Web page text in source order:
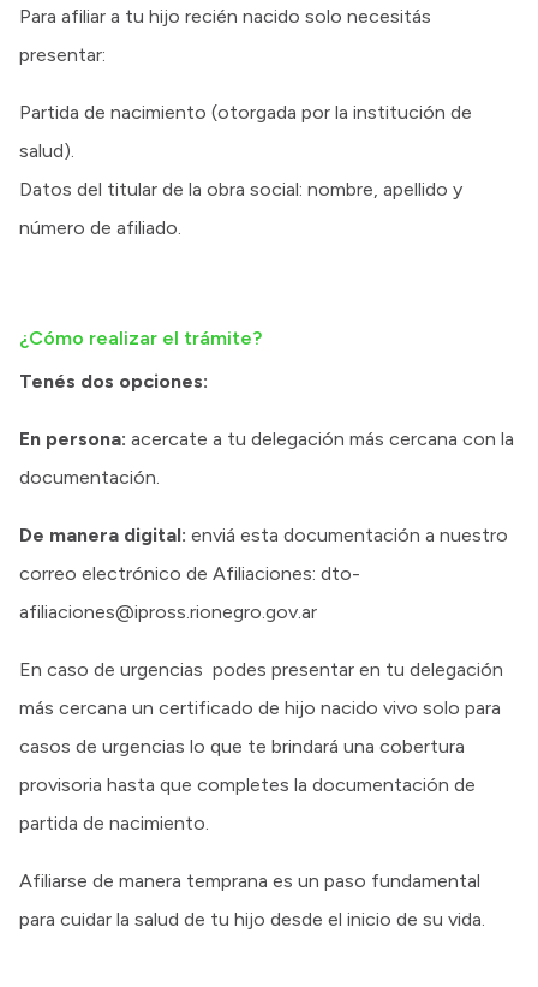
Para afiliar a tu hijo recién nacido solo necesitás
presentar:
Partida de nacimiento (otorgada por la institución de
salud).
Datos del titular de la obra social: nombre, apellido y
número de afiliado.
¿Cómo realizar el trámite?
Tenés dos opciones:
En persona: acercate a tu delegación más cercana con la
documentación.
De manera digital: enviá esta documentación a nuestro
correo electrónico de Afiliaciones: dto-
afiliaciones@ipross.rionegro.gov.ar
En caso de urgencias podes presentar en tu delegación
más cercana un certificado de hijo nacido vivo solo para
casos de urgencias lo que te brindará una cobertura
provisoria hasta que completes la documentación de
partida de nacimiento.
Afiliarse de manera temprana es un paso fundamental
para cuidar la salud de tu hijo desde el inicio de su vida.